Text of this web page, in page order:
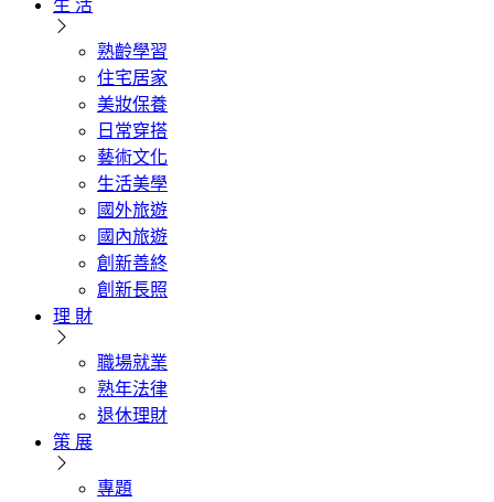
生 活
熟齡學習
住宅居家
美妝保養
日常穿搭
藝術文化
生活美學
國外旅遊
國內旅遊
創新善終
創新長照
理 財
職場就業
熟年法律
退休理財
策 展
專題